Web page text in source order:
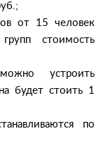
от 15 человек
стоимость
устроить
будет стоить 1
по